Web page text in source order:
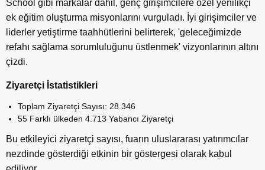
School gibi markalar dâhil, genç girişimcilere özel yenilikçi
ek eğitim oluşturma misyonlarını vurguladı. İyi girişimciler ve
liderler yetiştirme taahhütlerini belirterek, 'geleceğimizde
refahı sağlama sorumluluğunu üstlenmek' vizyonlarının altını
çizdi.
Ziyaretçi İstatistikleri
Toplam Ziyaretçi Sayısı: 28.346
55 Farklı ülkeden 4.713 Yabancı Ziyaretçi
Bu etkileyici ziyaretçi sayısı, fuarın uluslararası yatırımcılar
nezdinde gösterdiği etkinin bir göstergesi olarak kabul